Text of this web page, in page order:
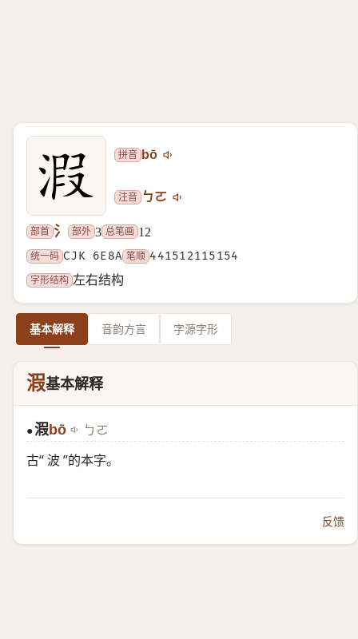
拼音 bō
注音 ㄅㄛ
部首 氵 部外 3 总笔画 12
统一码 CJK 6E8A 笔顺 441512115154
字形结构 左右结构
基本解释 音韵方言 字源字形
溊基本解释
●溊bō ㄅㄛ
古“ 波 ”的本字。
反馈